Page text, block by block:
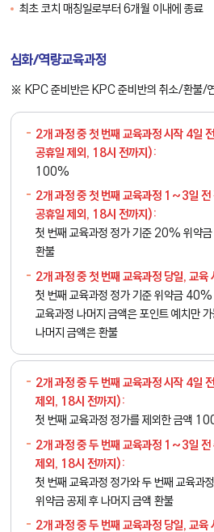
최초 코치 매칭일로부터 6개월 이내에 종료
심화/역량교육과정
KPC 준비반은 KPC 준비반의 취소/환불/
2개 과정 중첫 번째 교육과정 시작 4일
공휴일 제외, 18시 전까지):
100%
2개 과정 중첫 번째 교육과정 1~3일 전
공휴일 제외, 18시 전까지):
첫 번째 교육과정 정가 기준 20% 위약금
환불
2개 과정 중첫 번째 교육과정 당일, 교육
첫 번째 교육과정 정가 기준 위약금 40%
교육과정 나머지 금액은 포인트 예치만
나머지 금액은 환불
2개 과정 중두 번째 교육과정 시작 4일
제외, 18시 전까지):
첫 번째 교육과정 정가를 제외한 금액
2개 과정 중두 번째 교육과정 1~3일 전
제외, 18시 전까지):
첫 번째 교육과정 정가와 두 번째 교육과
위약금 공제 후 나머지 금액 환불
2개 과정 중두 번째 교육과정 당일, 교육